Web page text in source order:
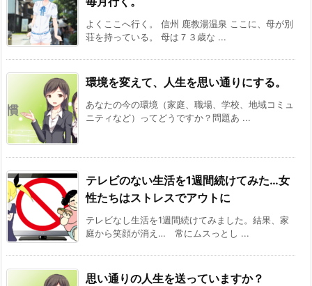
よくここへ行く。 信州 鹿教湯温泉 ここに、母が別
荘を持っている。 母は７３歳な ...
環境を変えて、人生を思い通りにする。
あなたの今の環境（家庭、職場、学校、地域コミュ
ニティなど）ってどうですか？問題あ ...
テレビのない生活を1週間続けてみた…女
性たちはストレスでアウトに
テレビなし生活を1週間続けてみました。結果、家
庭から笑顔が消え… 常にムスっとし ...
思い通りの人生を送っていますか？